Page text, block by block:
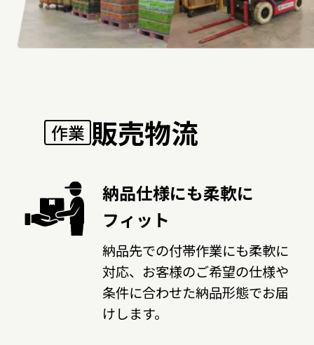
作業 販売物流
納品仕様にも柔軟に
フィット
納品先での付帯作業にも柔軟に
対応、お客様のご希望の仕様や
条件に合わせた納品形態でお届
けします。